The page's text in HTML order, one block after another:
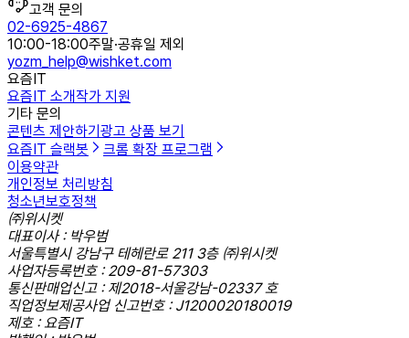
고객 문의
02-6925-4867
10:00-18:00주말·공휴일 제외
yozm_help@wishket.com
요즘IT
요즘IT 소개작가 지원
기타 문의
콘텐츠 제안하기 광고 상품 보기
요즘IT 슬랙봇
크롬 확장 프로그램
이용약관
개인정보 처리방침
청소년보호정책
㈜위시켓
대표이사 : 박우범
서울특별시 강남구 테헤란로 211 3층 ㈜위시켓
사업자등록번호 : 209-81-57303
통신판매업신고 : 제2018-서울강남-02337 호
직업정보제공사업 신고번호 : J1200020180019
제호 : 요즘IT